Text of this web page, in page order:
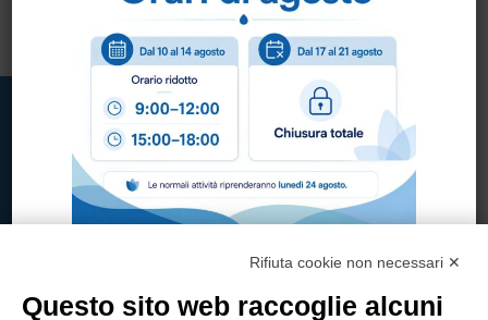
Strada Statale 231 Alba-Bra
Rifiuta cookie non necessari ✕
Questo sito web raccoglie alcuni